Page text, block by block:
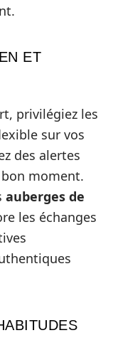
ET
privilégiez les
sur vos
des alertes
moment.
auberges de
les échanges